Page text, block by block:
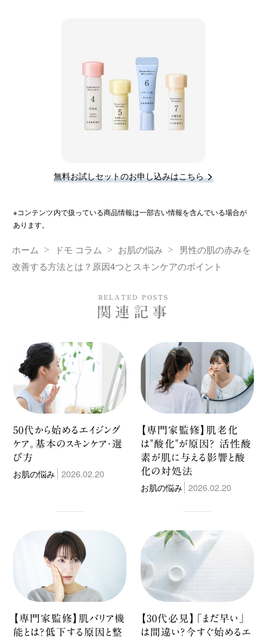
無料お試しセットのお申し込みはこちら
※コンテンツ内で扱っている商品情報は一部古い情報を含んでいる場合が
あります。
ホーム ドモ コラム お肌の悩み
男性の肌の赤みを
改善する方法とは？原因4つとスキンケアのポイント
RELATED POSTS
関連記事
50代から始めるエイジング
ケア。基本のスキンケア・選
び方
お肌の悩み 2026.02.20
【専門家監修】肌老化
は"酸化"が原因？ 活性酸
素が肌に与える影響と酸
化の対処法
お肌の悩み 2026.02.20
【専門家監修】肌バリア機
能とは？低下する原因と整
【30代必見】「まだ早い」
は間違い？今すぐ始めるエ